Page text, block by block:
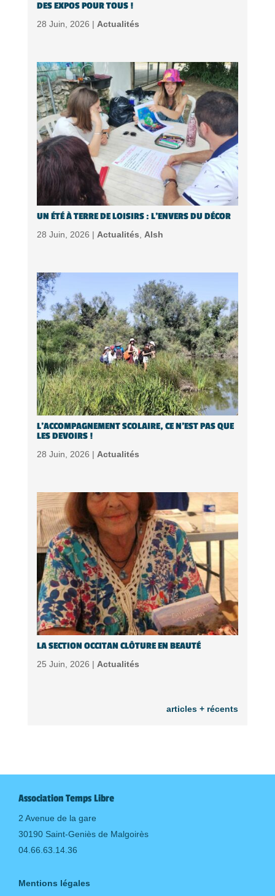
DES EXPOS POUR TOUS !
28 Juin, 2026 | Actualités
UN ÉTÉ À TERRE DE LOISIRS : L’ENVERS DU DÉCOR
28 Juin, 2026 | Actualités Alsh
L’ACCOMPAGNEMENT SCOLAIRE, CE N’EST PAS QUE
LES DEVOIRS !
28 Juin, 2026 | Actualités
LA SECTION OCCITAN CLÔTURE EN BEAUTÉ
25 Juin, 2026 | Actualités
articles + récents
Association Temps Libre
2 Avenue de la gare
30190 Saint-Geniès de Malgoirès
04.66.63.14.36
Mentions légales